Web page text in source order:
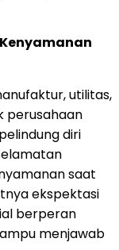
utilitas,
perusahaan
diri
saat
ekspektasi
berperan
menjawab